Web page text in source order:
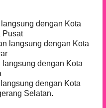
dengan Kota
Pusat
langsung dengan Kota
dengan Kota
dengan Kota
Selatan.